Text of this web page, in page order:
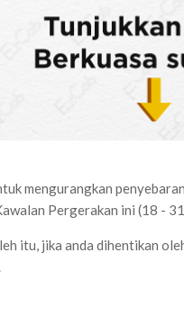
mengurangkan
Pergerakan ini (18 -
itu, jika anda dihentikan